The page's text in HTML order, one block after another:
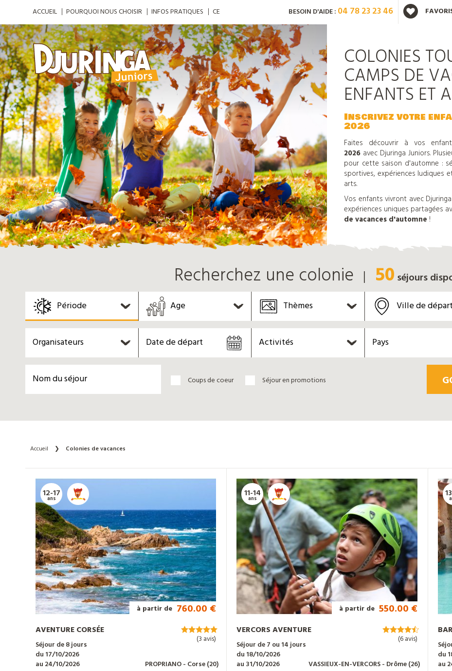
Mot de passe oublié ?
Nouveau client ? Créez
BESOIN D'AIDE : 04 78 23 23 46
ACCUEIL POURQUOI NOUS CHOISIR INFOS PRATIQUES CE
COLONIES
CAMPS DE
ENFANTS ET
Inscrivez votre
2026
Faites découvrir à vos
2026 avec Djuringa Juniors.
pour cette saison d'automne :
sportives, expériences ludiques
arts.
Vos enfants vivront avec
expériences uniques partagées
de vacances d'automne !
Recherchez une colonie 50 séjours
Période Age Thèmes Ville de départ
Organisateurs Activités Pays
Coups de coeur Séjour en promotions
Accueil ❯ Colonies de vacances
12-17
ans
à partir de 760.00 €
AVENTURE CORSÉE
Séjour de 8 jours
du 17/10/2026
au 24/10/2026
PROPRIANO- Corse(20)
(3 avis)
11-14
ans
à partir de 550.00 €
VERCORS AVENTURE
Séjour de 7 ou 14 jours
du 18/10/2026
au 31/10/2026
VASSIEUX-EN-VERCORS- Drôme(26)
(6 avis)
du
au